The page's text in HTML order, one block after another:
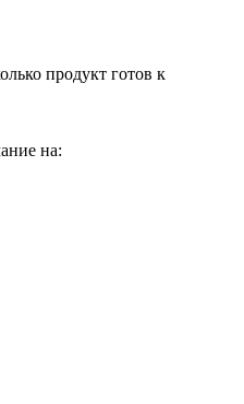
продукт готов к
на: